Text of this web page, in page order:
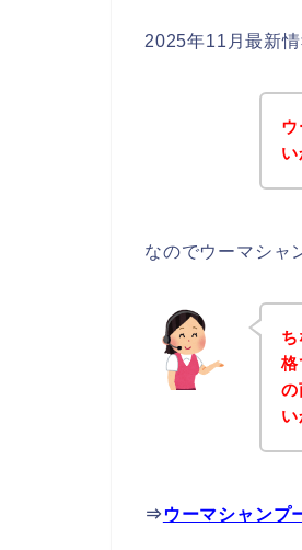
2025年11月最新情
なのでウーマシャ
⇒ ウーマシャンプ